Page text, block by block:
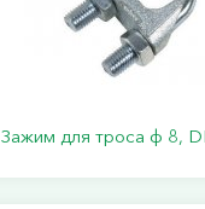
Зажим для троса ф 8,